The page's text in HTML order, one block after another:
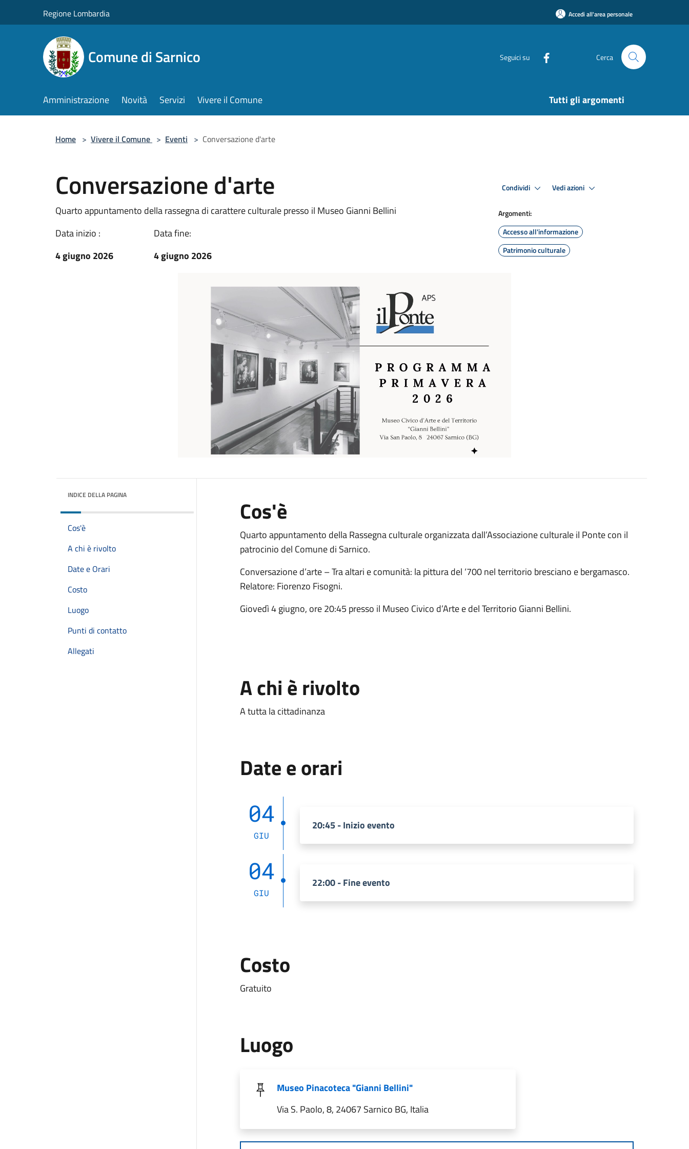
Regione Lombardia Accedi all'area personale
Comune di Sarnico Seguici su Cerca
Amministrazione Novità Servizi Vivere il Comune Tutti gli argomenti
Home > Vivere il Comune > Eventi > Conversazione d'arte
Conversazione d'arte
Quarto appuntamento della rassegna di carattere culturale presso il Museo Gianni Bellini
Data inizio :
4 giugno 2026
Data fine:
4 giugno 2026
Condividi Vedi azioni
Argomenti:
Accesso all'informazione
Patrimonio culturale
INDICE DELLA PAGINA
Cos'è
A chi è rivolto
Date e Orari
Costo
Luogo
Punti di contatto
Allegati
Cos'è
Quarto appuntamento della Rassegna culturale organizzata dall’Associazione culturale il Ponte con il
patrocinio del Comune di Sarnico.
Conversazione d’arte – Tra altari e comunità: la pittura del ‘700 nel territorio bresciano e bergamasco.
Relatore: Fiorenzo Fisogni.
Giovedì 4 giugno, ore 20:45 presso il Museo Civico d’Arte e del Territorio Gianni Bellini.
A chi è rivolto
A tutta la cittadinanza
Date e orari
04
GIU
20:45 - Inizio evento
04
GIU
22:00 - Fine evento
Costo
Gratuito
Luogo
Museo Pinacoteca "Gianni Bellini"
Via S. Paolo, 8, 24067 Sarnico BG, Italia